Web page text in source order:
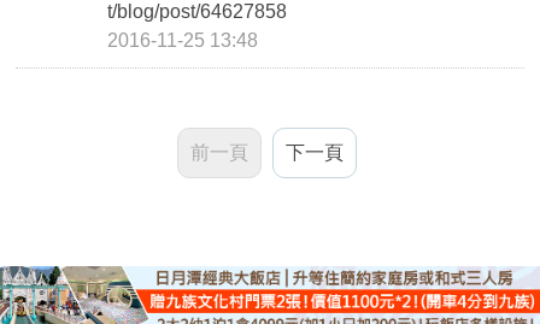
t/blog/post/64627858
2016-11-25 13:48
前一頁 下一頁